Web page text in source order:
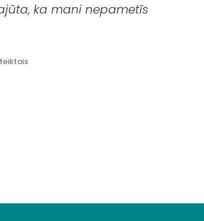
ka mani nepametīs